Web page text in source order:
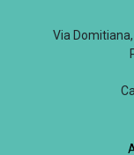
Via